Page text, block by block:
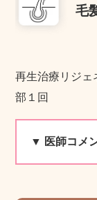
毛
再生治療リジ
部１回
▼ 医師コメ